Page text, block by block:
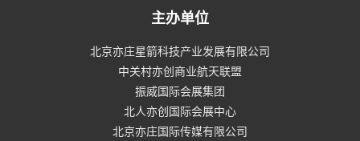
主办单位
北京亦庄星箭科技产业发展有限公司
中关村亦创商业航天联盟
振威国际会展集团
北人亦创国际会展中心
北京亦庄国际传媒有限公司